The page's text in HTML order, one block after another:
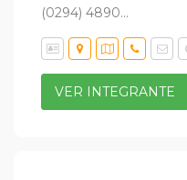
(0294) 4890...
VER INTEGRANTE